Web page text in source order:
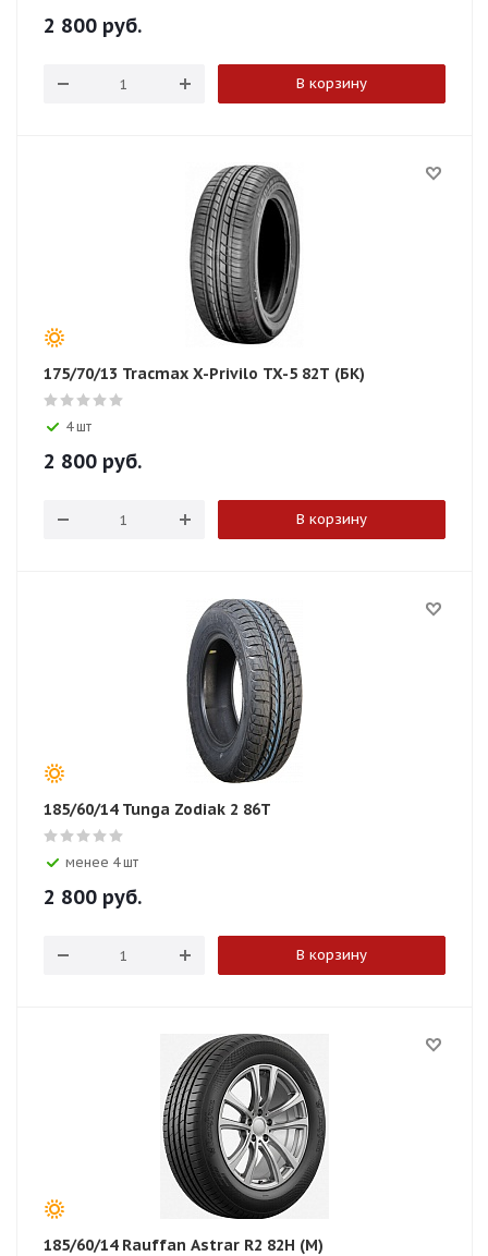
2 800 руб.
В корзину
175/70/13 Tracmax X-Privilo TX-5 82T (БК)
4 шт
2 800 руб.
В корзину
185/60/14 Tunga Zodiak 2 86T
менее 4 шт
2 800 руб.
В корзину
185/60/14 Rauffan Astrar R2 82H (M)